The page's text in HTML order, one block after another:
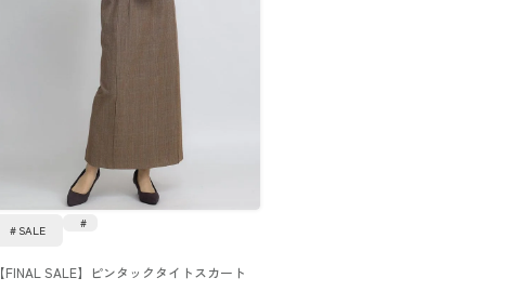
【FINAL SALE】ピンタックタイトスカート
SALE